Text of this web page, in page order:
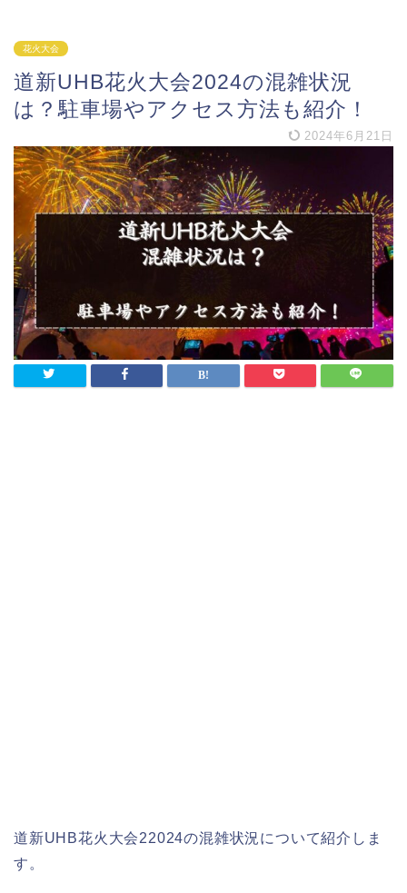
花火大会
道新UHB花火大会2024の混雑状況
は？駐車場やアクセス方法も紹介！
2024年6月21日
道新UHB花火大会22024の混雑状況について紹介しま
す。